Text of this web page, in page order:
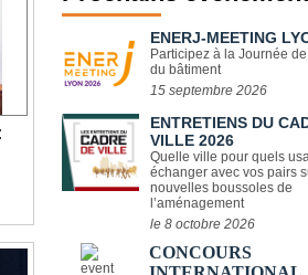
ENERJ-MEETING
Participez à la Journée de
du bâtiment
15 septembre 2026
ENTRETIENS DU
VILLE 2026
Quelle ville pour quels
échanger avec vos pairs
nouvelles boussoles de
l’aménagement
le 8 octobre 2026
CONCOURS